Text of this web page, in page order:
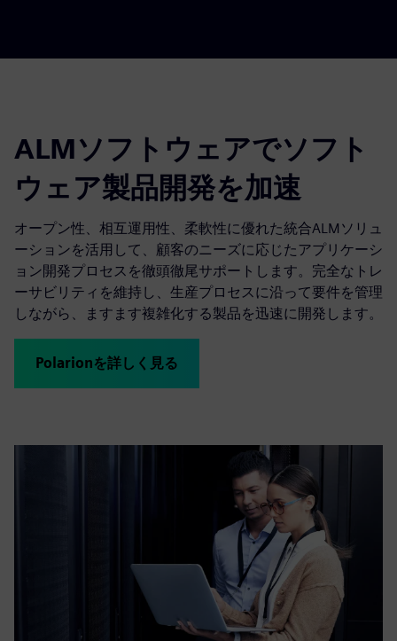
ALMソフトウェアでソフト
ウェア製品開発を加速
オープン性、相互運用性、柔軟性に優れた統合ALMソリュ
ーションを活用して、顧客のニーズに応じたアプリケーシ
ョン開発プロセスを徹頭徹尾サポートします。完全なトレ
ーサビリティを維持し、生産プロセスに沿って要件を管理
しながら、ますます複雑化する製品を迅速に開発します。
Polarionを詳しく見る